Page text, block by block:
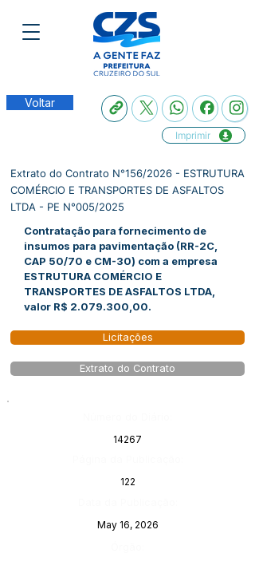
Voltar
Imprimir
Extrato do Contrato N°156/2026 - ESTRUTURA
COMÉRCIO E TRANSPORTES DE ASFALTOS
LTDA - PE N°005/2025
Contratação para fornecimento de
insumos para pavimentação (RR-2C,
CAP 50/70 e CM-30) com a empresa
ESTRUTURA COMÉRCIO E
TRANSPORTES DE ASFALTOS LTDA,
valor R$ 2.079.300 ,00.
Licitações
Extrato do Contrato
14267
122
May 16, 2026